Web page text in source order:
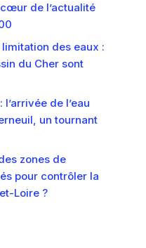
de l’actualité
des eaux :
du Cher sont
de l’eau
un tournant
zones de
pour contrôler la
Loire ?